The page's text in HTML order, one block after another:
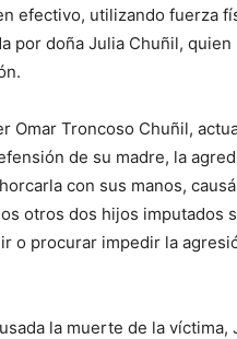
efectivo, utilizando fuerza
por doña Julia Chuñil, quien
Omar Troncoso Chuñil,
de su madre, la
con sus manos,
otros dos hijos imputados
o procurar impedir la
la muerte de la víctima,